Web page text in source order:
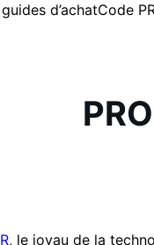
d’achatCode
, le joyau de la